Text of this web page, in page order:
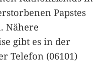
Papstes
Nähere
gibt es in der
Telefon (06101)